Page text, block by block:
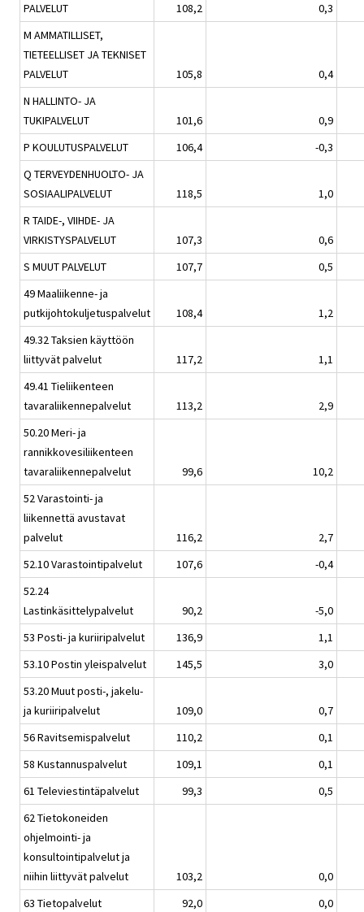
PALVELUT
108,2
0,3
M AMMATILLISET,
TIETEELLISET JA TEKNISET
PALVELUT
105,8
0,4
N HALLINTO- JA
TUKIPALVELUT
101,6
0,9
P KOULUTUSPALVELUT
106,4
-0,3
Q TERVEYDENHUOLTO- JA
SOSIAALIPALVELUT
118,5
1,0
R TAIDE-, VIIHDE- JA
VIRKISTYSPALVELUT
107,3
0,6
S MUUT PALVELUT
107,7
0,5
49 Maaliikenne- ja
putkijohtokuljetuspalvelut
108,4
1,2
49.32 Taksien käyttöön
liittyvät palvelut
117,2
1,1
49.41 Tieliikenteen
tavaraliikennepalvelut
113,2
2,9
50.20 Meri- ja
rannikkovesiliikenteen
tavaraliikennepalvelut
99,6
10,2
52 Varastointi- ja
liikennettä avustavat
palvelut
116,2
2,7
52.10 Varastointipalvelut
107,6
-0,4
52.24
Lastinkäsittelypalvelut
90,2
-5,0
53 Posti- ja kuriiripalvelut
136,9
1,1
53.10 Postin yleispalvelut
145,5
3,0
53.20 Muut posti-, jakelu-
ja kuriiripalvelut
109,0
0,7
56 Ravitsemispalvelut
110,2
0,1
58 Kustannuspalvelut
109,1
0,1
61 Televiestintäpalvelut
99,3
0,5
62 Tietokoneiden
ohjelmointi- ja
konsultointipalvelut ja
niihin liittyvät palvelut
103,2
0,0
63 Tietopalvelut
92,0
0,0